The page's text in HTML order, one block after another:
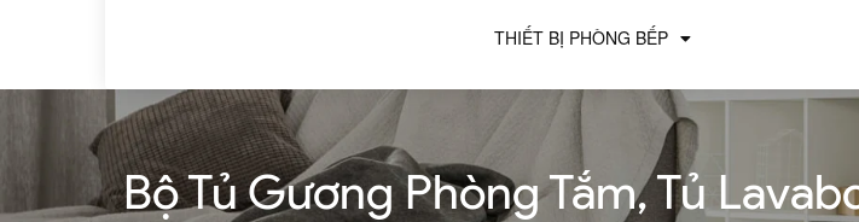
THIẾT BỊ PHÒNG BẾP
Bộ Tủ Gương Phòng Tắm, Tủ